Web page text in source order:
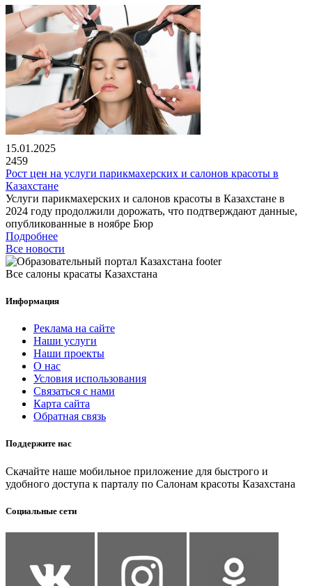
15.01.2025
2459
Рост цен на услуги парикмахерских и салонов красоты в
Казахстане
Услуги парикмахерских и салонов красоты в Казахстане в
2024 году продолжили дорожать, что подтверждают данные,
опубликованные в ноябре Бюр
Подробнее
Все новости
Все салоны красаты Казахстана
Информация
Реклама на сайте
Наши услуги
Наши проекты
О нас
Условия использования
Связаться с нами
Карта сайта
Обратная связь
Поддержите нас
Скачайте наше мобильное приложение для быстрого и
удобного доступа к парталу по Салонам красоты Казахстана
Социальные сети